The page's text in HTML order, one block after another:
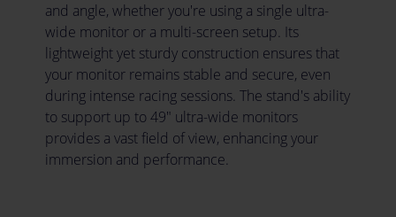
and angle, whether you're using a single ultra-
wide monitor or a multi-screen setup. Its
lightweight yet sturdy construction ensures that
your monitor remains stable and secure, even
during intense racing sessions. The stand's ability
to support up to 49" ultra-wide monitors
provides a vast field of view, enhancing your
immersion and performance.